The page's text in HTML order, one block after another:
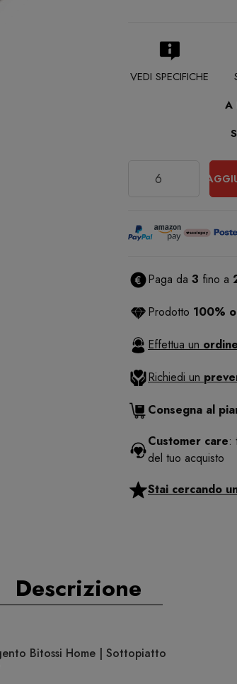
VEDI SPECIFICHE
A
Paga da 3 fino a
Prodotto 100%
Effettua un
Richiedi un
Consegna al
Customer care:
del tuo acquisto
Stai cercando
Descrizione
Bitossi Home | Sottopiatto